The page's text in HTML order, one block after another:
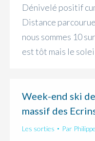
Dénivelé positif
Distance
nous sommes 10
est tôt mais le
Week-end ski
massif des
Les sorties Par